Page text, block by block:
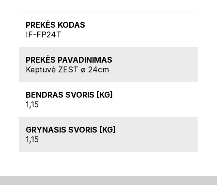
PREKĖS KODAS
IF-FP24T
PREKĖS PAVADINIMAS
Keptuvė ZEST ø 24cm
BENDRAS SVORIS [KG]
1,15
GRYNASIS SVORIS [KG]
1,15